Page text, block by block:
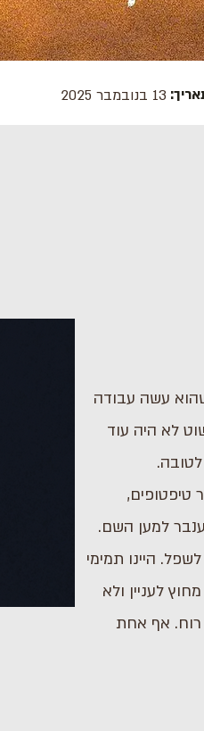
13 בנובמבר 2025
עשה עבודה
לא היה עוד
טיפטופים,
ענבר למען השם.
היינו תמימי
לעניין ולא
רוח. אף אחת